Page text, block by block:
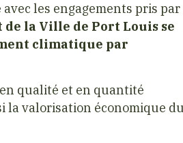
les engagements pris par
de la Ville de Port Louis se
climatique par
qualité et en quantité
la valorisation économique du